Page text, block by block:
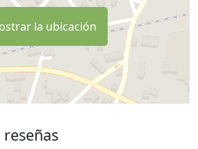
la ubicación